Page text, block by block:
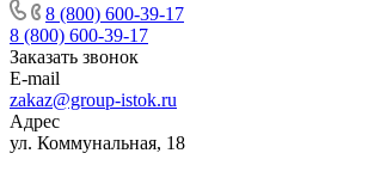
8 (800) 600-39-17
8 (800) 600-39-17
Заказать звонок
E-mail
zakaz@group-istok.ru
Адрес
ул. Коммунальная, 18